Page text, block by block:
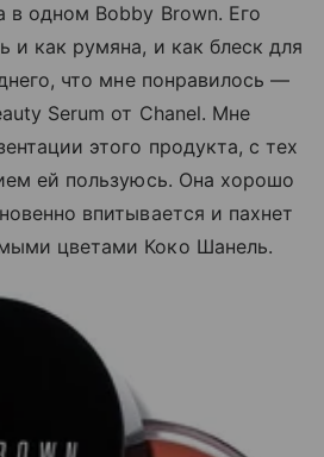
одном Bobby Brown. Его
и как румяна, и как блеск для
что мне понравилось —
Serum от Chanel. Мне
этого продукта, с тех
ей пользуюсь. Она хорошо
впитывается и пахнет
цветами Коко Шанель.